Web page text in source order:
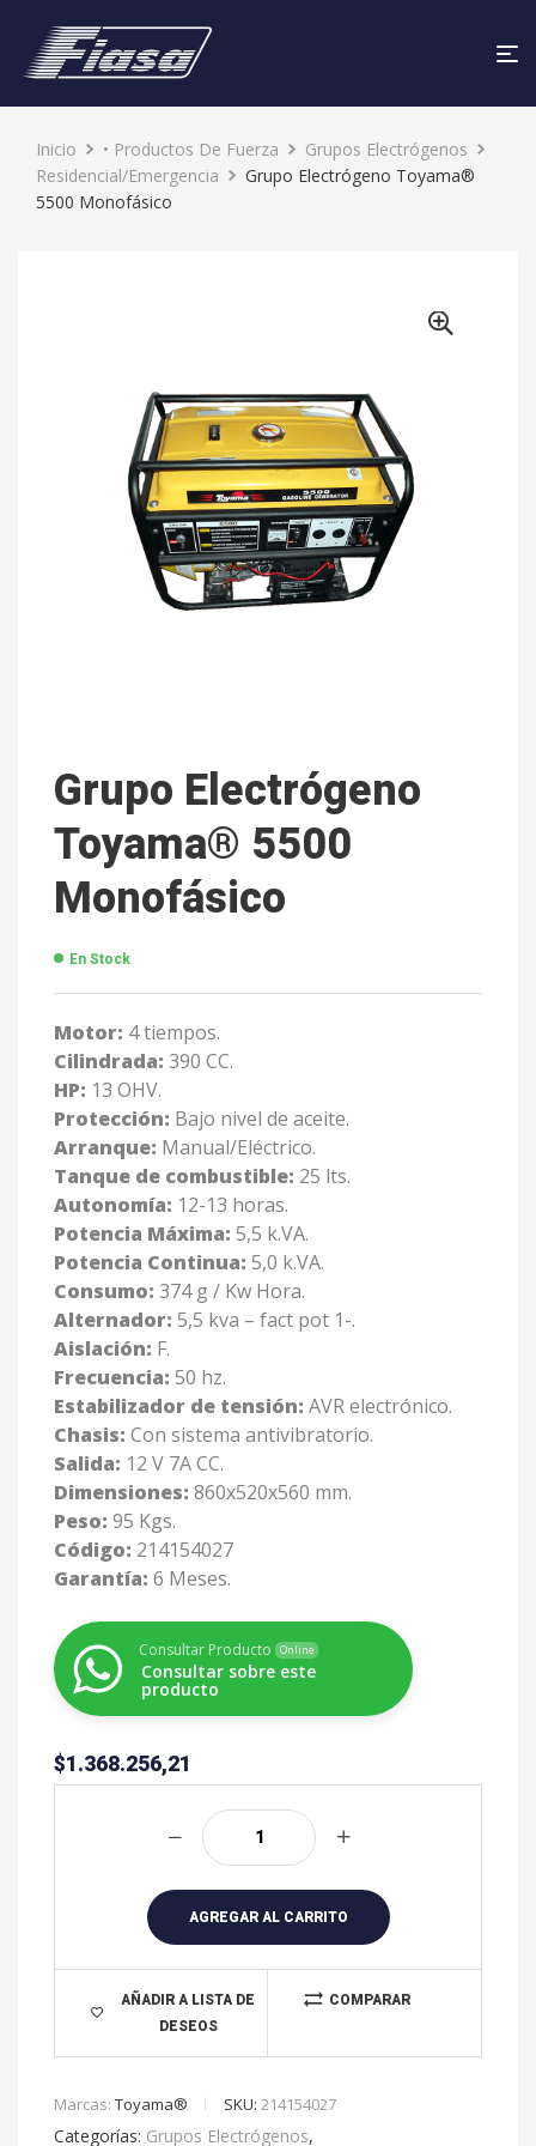
Inicio • Productos De Fuerza
Grupos Electrógenos
Residencial/Emergencia
Grupo Electrógeno Toyama®
5500 Monofásico
Grupo Electrógeno
Toyama® 5500
Monofásico
En Stock
Motor: 4 tiempos.
Cilindrada: 390 CC.
HP: 13 OHV.
Protección: Bajo nivel de aceite.
Arranque: Manual/Eléctrico.
Tanque de combustible: 25 lts.
Autonomía: 12-13 horas.
Potencia Máxima: 5,5 k.VA.
Potencia Continua: 5,0 k.VA.
Consumo: 374 g / Kw Hora.
Alternador: 5,5 kva – fact pot 1-.
Aislación: F.
Frecuencia: 50 hz.
Estabilizador de tensión: AVR electrónico.
Chasis: Con sistema antivibratorio.
Salida: 12 V 7A CC.
Dimensiones: 860x520x560 mm.
Peso: 95 Kgs.
Código: 214154027
Garantía: 6 Meses.
Consultar Producto Online
Consultar sobre este
producto
$1.368.256,21
AGREGAR AL CARRITO
AÑADIR A LISTA DE
DESEOS
COMPARAR
e
r
n
a
v
:
Marcas: Toyama® SKU: 214154027
Categorías: Grupos Electrógenos,